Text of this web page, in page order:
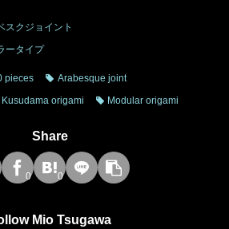
スクジョイント
ータイプ
pieces
Arabesque joint
Kusudama origami Modular origami
Share
0 0
Mio Tsugawa